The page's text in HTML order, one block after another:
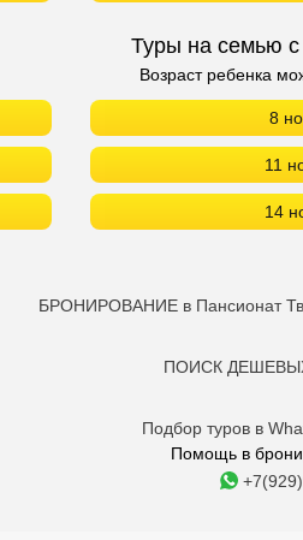
Туры на семью с
Возраст ребенка
8
11
14
БРОНИРОВАНИЕ в Пансионат
ПОИСК
Подбор туров в
Помощь в